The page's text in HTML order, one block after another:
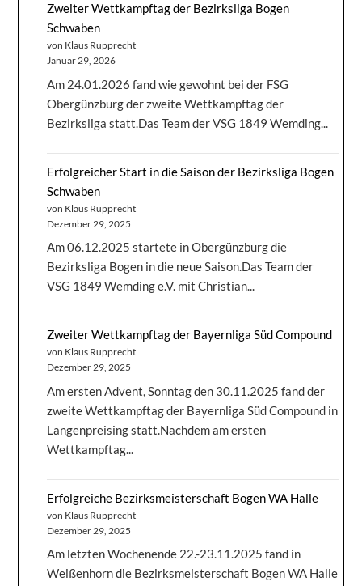
Zweiter Wettkampftag der Bezirksliga Bogen
Schwaben
von Klaus Rupprecht
Januar 29, 2026
Am 24.01.2026 fand wie gewohnt bei der FSG
Obergünzburg der zweite Wettkampftag der
Bezirksliga statt.Das Team der VSG 1849 Wemding...
Erfolgreicher Start in die Saison der Bezirksliga Bogen
Schwaben
von Klaus Rupprecht
Dezember 29, 2025
Am 06.12.2025 startete in Obergünzburg die
Bezirksliga Bogen in die neue Saison.Das Team der
VSG 1849 Wemding e.V. mit Christian...
Zweiter Wettkampftag der Bayernliga Süd Compound
von Klaus Rupprecht
Dezember 29, 2025
Am ersten Advent, Sonntag den 30.11.2025 fand der
zweite Wettkampftag der Bayernliga Süd Compound in
Langenpreising statt.Nachdem am ersten
Wettkampftag...
Erfolgreiche Bezirksmeisterschaft Bogen WA Halle
von Klaus Rupprecht
Dezember 29, 2025
Am letzten Wochenende 22.-23.11.2025 fand in
Weißenhorn die Bezirksmeisterschaft Bogen WA Halle